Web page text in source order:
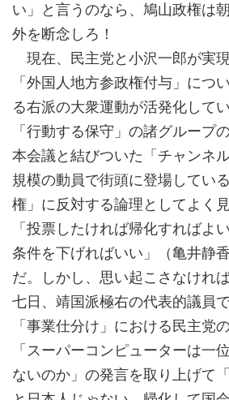
い」と言うのなら、鳩山政権は
外を断念しろ！
現在、民主党と小沢一郎が実
「外国人地方参政権付与」につ
る右派の大衆運動が活発化して
「行動する保守」の諸グループ
本会議と結びついた「チャンネ
規模の動員で街頭に登場してい
権」に反対する論理としてよく
「投票したければ帰化すればよ
条件を下げればいい」（亀井静
だ。しかし、思い起こさなけれ
七日、靖国派極右の代表的議員
「事業仕分け」における民主党
「スーパーコンピューターは一
ないのか」の発言を取り上げて